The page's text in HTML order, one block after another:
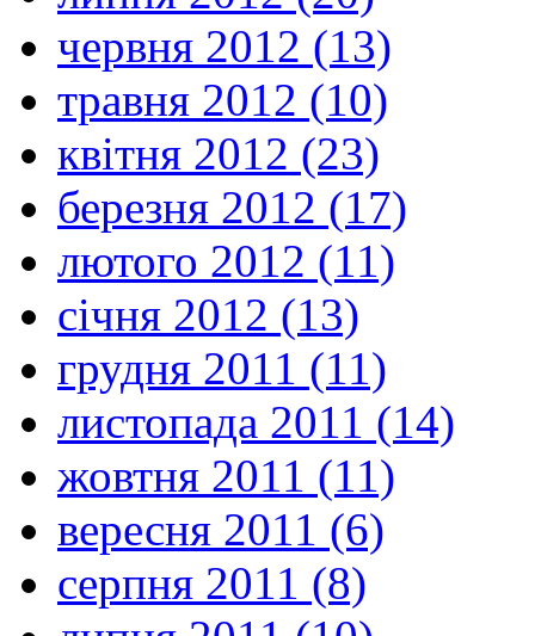
червня 2012 (13)
травня 2012 (10)
квітня 2012 (23)
березня 2012 (17)
лютого 2012 (11)
січня 2012 (13)
грудня 2011 (11)
листопада 2011 (14)
жовтня 2011 (11)
вересня 2011 (6)
серпня 2011 (8)